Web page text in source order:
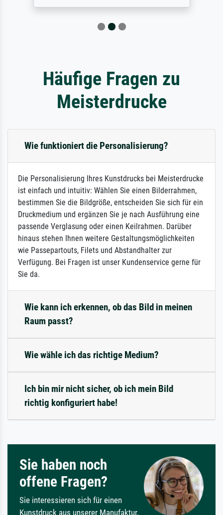
Häufige Fragen zu
Meisterdrucke
Wie funktioniert die Personalisierung?
Die Personalisierung Ihres Kunstdrucks bei Meisterdrucke
ist einfach und intuitiv: Wählen Sie einen Bilderrahmen,
bestimmen Sie die Bildgröße, entscheiden Sie sich für ein
Druckmedium und ergänzen Sie je nach Ausführung eine
passende Verglasung oder einen Keilrahmen. Darüber
hinaus stehen Ihnen weitere Gestaltungsmöglichkeiten
wie Passepartouts, Filets und Abstandhalter zur
Verfügung. Bei Fragen ist unser Kundenservice gerne für
Sie da.
Wie kann ich erkennen, ob das Bild in meinen
Raum passt?
Wie wähle ich das richtige Medium?
Ich bin mir nicht sicher, ob ich mein Bild
richtig konfiguriert habe!
Sie haben noch
offene Fragen?
Sie interessieren sich für einen
Kunstdruck aus unserer Manufaktur,